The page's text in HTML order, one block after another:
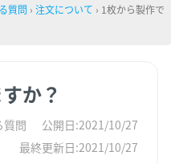
質問 › 注文について › 1枚から製作で
か？
質問
公開日:2021/10/27
最終更新日:2021/10/27